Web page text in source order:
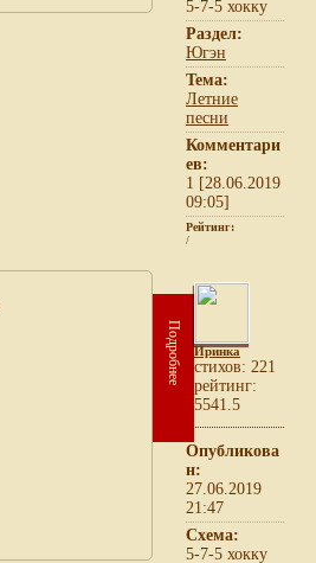
5-7-5 хокку
Раздел:
Югэн
Тема:
Летние
песни
Комментари
ев:
1 [28.06.2019
09:05]
Рейтинг:
/
Подробнее Иринка
cтихов: 221
рейтинг:
5541.5
Опубликова
н:
27.06.2019
21:47
Схема:
5-7-5 хокку